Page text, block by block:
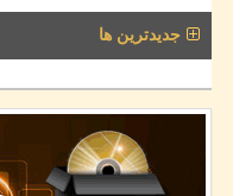
جدیدترین ها